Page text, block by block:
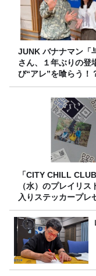
JUNK バナナマン「与田祐希
さん、１年ぶりの登
び“アレ”を喰らう！
「CITY CHILL
（水）のプレイリス
入りステッカープレ
り